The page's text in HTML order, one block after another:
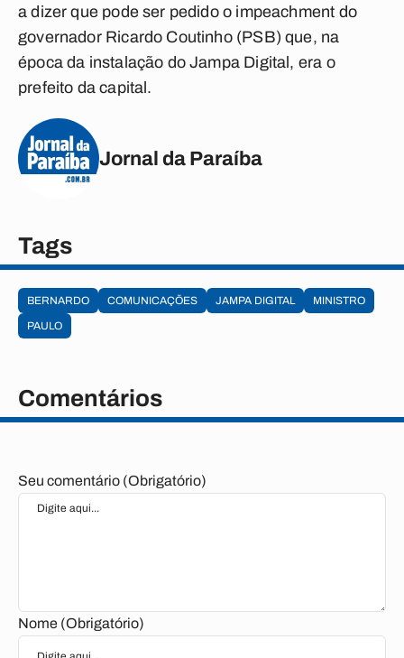
a dizer que pode ser pedido o impeachment do
governador Ricardo Coutinho (PSB) que, na
época da instalação do Jampa Digital, era o
prefeito da capital.
Jornal da Paraíba
Tags
BERNARDO COMUNICAÇÕES JAMPA DIGITAL
MINISTRO
PAULO
Comentários
Seu comentário (Obrigatório)
Nome (Obrigatório)